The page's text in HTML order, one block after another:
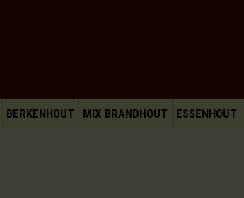
BERKENHOUT MIX BRANDHOUT ESSENHOUT